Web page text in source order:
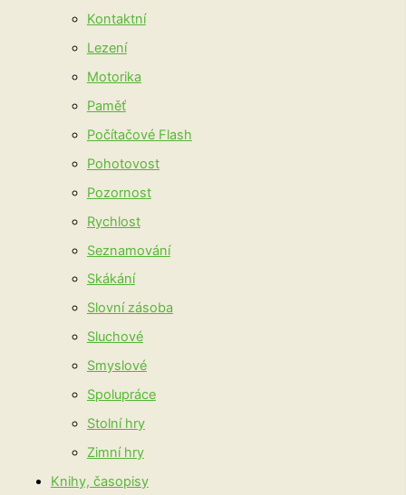
Kontaktní
Lezení
Motorika
Paměť
Počítačové Flash
Pohotovost
Pozornost
Rychlost
Seznamování
Skákání
Slovní zásoba
Sluchové
Smyslové
Spolupráce
Stolní hry
Zimní hry
Knihy, časopisy